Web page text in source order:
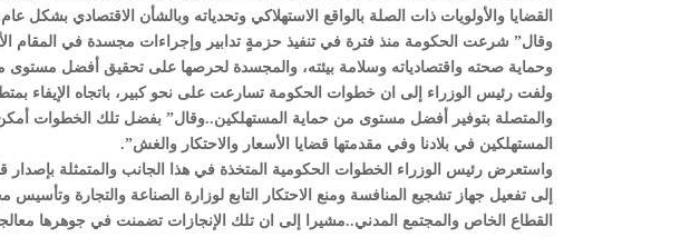
القضايا والأولويات ذات الصلة بالواقع الاستهلاكي وتحدياته وبالشأن الاقتصادي بشكل
وقال” شرعت الحكومة منذ فترة في تنفيذ حزمةٍ تدابير وإجراءات مجسدة في المقام الأول
وحماية صحته واقتصادياته وسلامة بيئته، والمجسدة لحرصها على تحقيق أفضل
ولفت رئيس الوزراء إلى ان خطوات الحكومة تسارعت على نحو كبير، باتجاه الإيفاء
والمتصلة بتوفير أفضل مستوى من حماية المستهلكين..وقال” بفضل تلك الخطوات أمكن
المستهلكين في بلادنا وفي مقدمتها قضايا الأسعار والاحتكار والغش”.
واستعرض رئيس الوزراء الخطوات الحكومية المتخذة في هذا الجانب والمتمثلة بإصدار
إلى تفعيل جهاز تشجيع المنافسة ومنع الاحتكار التابع لوزارة الصناعة والتجارة
القطاع الخاص والمجتمع المدني..مشيرا إلى ان تلك الإنجازات تضمنت في جوهرها